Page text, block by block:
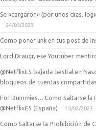
Se «cargaron» (por unos dias,
24/05/2023
Como poner link en tus post de
Lord Draugr, ese Youtuber
@NetflixES bajada bestial en
bloqueos de cuentas compartidas
For Dummies… Como Saltarse la
@NetflixES (España)
10/02/2023
Como Saltarse la Prohibición de